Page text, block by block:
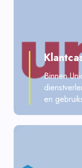
Binnen
en